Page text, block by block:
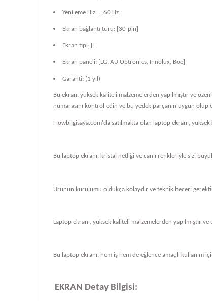
Yenileme Hızı : [60 Hz]
Ekran bağlantı türü: [30-pin]
Ekran tipi: []
Ekran paneli: [LG, AU Optronics, Innolux, Boe]
Garanti: (1 yıl)
Bu ekran, yüksek kaliteli malzemelerden yapılmıştır ve
numarasını kontrol edin ve bu yedek parçanın uygun olup
Flowbilgisaya.com'da satılmakta olan laptop ekranı,
Bu laptop ekranı, kristal netliği ve canlı renkleriyle sizi
Ürünün kurulumu oldukça kolaydır ve teknik beceri
Laptop ekranı, yüksek kaliteli malzemelerden yapılmıştır
Bu laptop ekranı, hem iş hem de eğlence amaçlı
EKRAN Detay Bilgisi: